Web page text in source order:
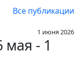
Все публикации
1 июня 2026
- 1